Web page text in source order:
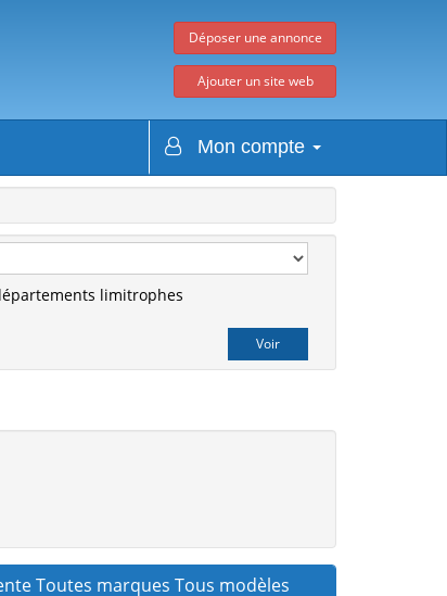
Déposer une annonce
Ajouter un site web
Mon compte
limitrophes
Toutes marques Tous modèles